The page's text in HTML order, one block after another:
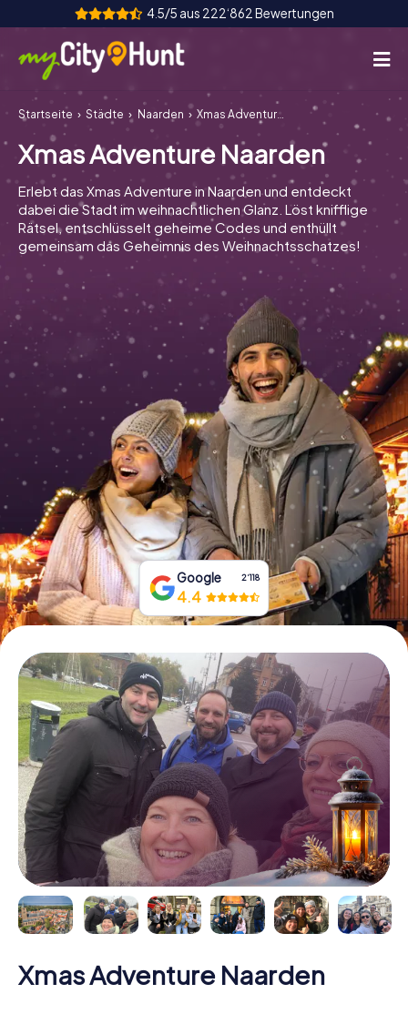
4.5/5 aus 222‘862 Bewertungen
So funktioniert's
Städte
Touren
Teamevent
Tickets
INT AT CH
DE
FR UK
IT
NL
Tickets buchen
Gutscheine bestellen
Startseite Städte Naarden Xmas Adventure Naarden
Xmas Adventure Naarden
Erlebt das Xmas Adventure in Naarden und entdeckt
dabei die Stadt im weihnachtlichen Glanz. Löst knifflige
Rätsel, entschlüsselt geheime Codes und enthüllt
gemeinsam das Geheimnis des Weihnachtsschatzes!
Google 2‘118
4.4
Xmas Adventure Naarden